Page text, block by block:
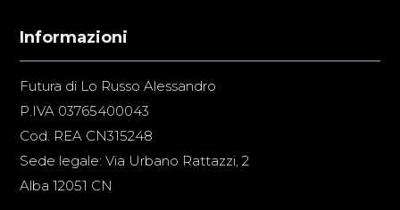
Informazioni
Futura di Lo Russo Alessandro
P.IVA 03765400043
Cod. REA CN315248
Sede legale: Via Urbano Rattazzi, 2
Alba 12051 CN